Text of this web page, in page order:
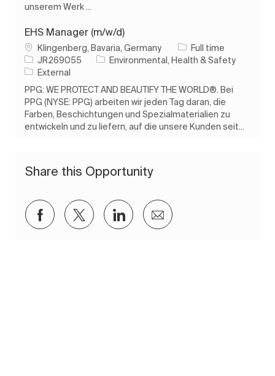
unserem Werk ...
EHS Manager (m/w/d)
Location
Klingenberg, Bavaria, Germany Job Type
Full time
Job IdJR269055 Category
Environmental, Health & Safety
External
PPG: WE PROTECT AND BEAUTIFY THE WORLD®. Bei
PPG (NYSE: PPG) arbeiten wir jeden Tag daran, die
Farben, Beschichtungen und Spezialmaterialien zu
entwickeln und zu liefern, auf die unsere Kunden seit...
Share this Opportunity
Share via Facebook
Share via twitter
Share via LinkedIn
Share via email